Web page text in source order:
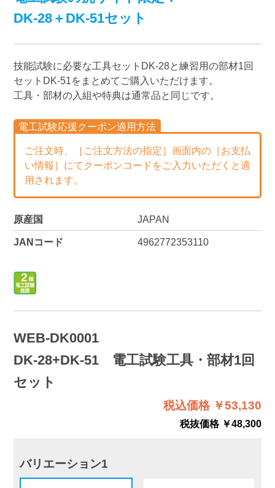
DK-28＋DK-51セット
技能試験に必要な工具セットDK-28と練習用の部材1回
セットDK-51をまとめてご購入いただけます。
工具・部材の入組や特典は通常品と同じです。
電工試験応援クーポン適用方法
ご注文時、［ご注文方法の指定］画面内の［お支払
い情報］にてクーポンコードをご入力いただくと適
用されます。
原産国 JAPAN
JANコード 4962772353110
WEB-DK0001
DK-28+DK-51 電工試験工具・部材1回
セット
税込価格 ￥53,130
税抜価格 ￥48,300
バリエーション1